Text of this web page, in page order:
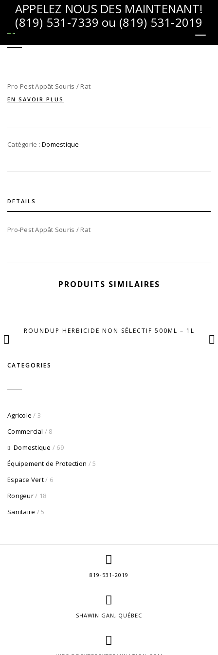
APPELEZ NOUS DES MAINTENANT!
(819) 531-7339 ou (819) 531-2019
Toggle
PRO-PEST APPÂT SOURIS / RAT
Pro-Pest Appât Souris / Rat
EN SAVOIR PLUS
Catégorie :Domestique
DETAILS
Pro-Pest Appât Souris / Rat
PRODUITS SIMILAIRES
ROUNDUP HERBICIDE NON SÉLECTIF 500ML – 1L
CATEGORIES
Agricole / 3
Commercial / 8
Domestique / 69
Équipement de Protection / 5
Espace Vert/ 6
Rongeur/ 18
Sanitaire / 5
819-531-2019
SHAWINIGAN, QUÉBEC